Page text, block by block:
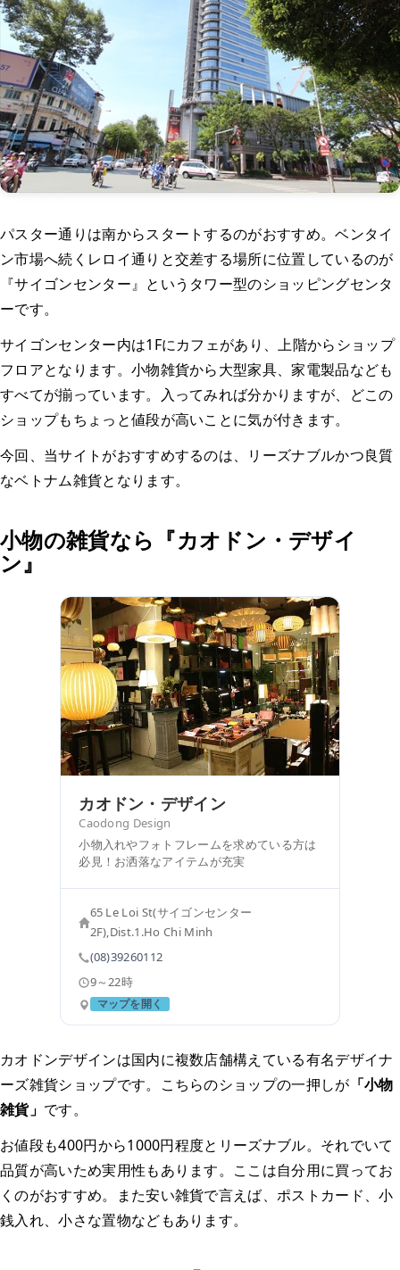
パスター通りは南からスタートするのがおすすめ。ベンタイ
ン市場へ続くレロイ通りと交差する場所に位置しているのが
『サイゴンセンター』というタワー型のショッピングセンタ
ーです。
サイゴンセンター内は1Fにカフェがあり、上階からショップ
フロアとなります。小物雑貨から大型家具、家電製品なども
すべてが揃っています。入ってみれば分かりますが、どこの
ショップもちょっと値段が高いことに気が付きます。
今回、当サイトがおすすめするのは、リーズナブルかつ良質
なベトナム雑貨となります。
小物の雑貨なら『カオドン・デザイ
ン』
カオドン・デザイン
Caodong Design
小物入れやフォトフレームを求めている方は
必見！お洒落なアイテムが充実
65 Le Loi St(サイゴンセンター
2F),Dist.1.Ho Chi Minh
(08)39260112
9～22時
マップを開く
カオドンデザインは国内に複数店舗構えている有名デザイナ
ーズ雑貨ショップです。こちらのショップの一押しが 「小物
雑貨」 です。
お値段も400円から1000円程度とリーズナブル。それでいて
品質が高いため実用性もあります。ここは自分用に買ってお
くのがおすすめ。また安い雑貨で言えば、ポストカード、小
銭入れ、小さな置物などもあります。